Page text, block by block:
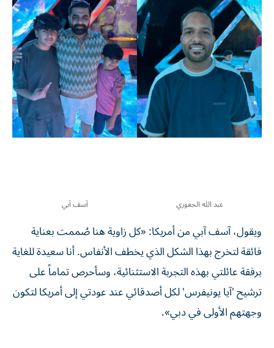
عبد الله الجعوري آسف آبي
ويقول، آسف آبي من أمريكا: «كل زاوية هنا صُممت بعناية
فائقة لتخرج بهذا الشكل الذي يخطف الأنفاس. أنا سعيدة للغاية
برفقة عائلتي بهذه التجربة الاستثنائية، وسأحرص تماماً على
ترشيح 'آيا يونيفرس' لكل أصدقائي عند عودتي إلى أمريكا لتكون
وجهتهم الأولى في دبي».